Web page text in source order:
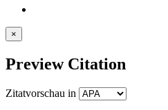
×
Preview Citation
Zitatvorschau in